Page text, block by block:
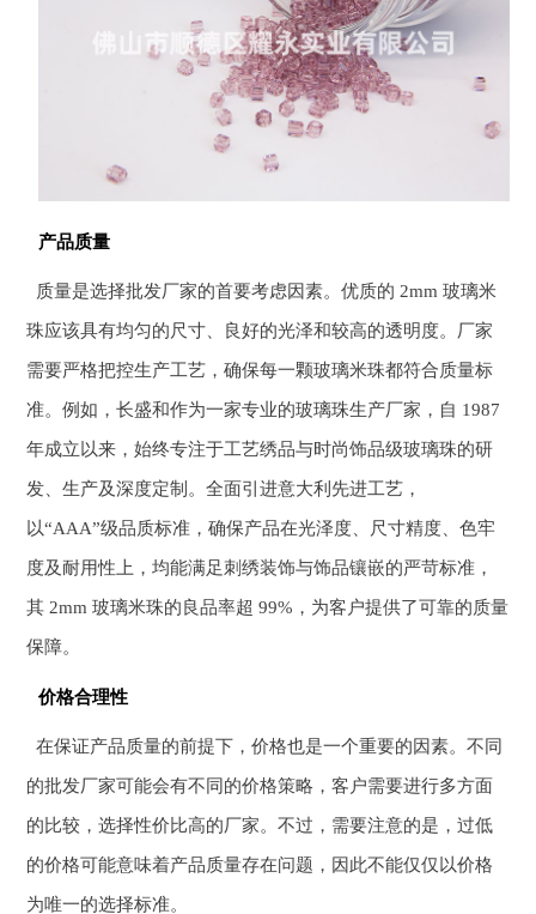
产品质量
质量是选择批发厂家的首要考虑因素。优质的 2mm 玻璃米
珠应该具有均匀的尺寸、良好的光泽和较高的透明度。厂家
需要严格把控生产工艺，确保每一颗玻璃米珠都符合质量标
准。例如，长盛和作为一家专业的玻璃珠生产厂家，自 1987
年成立以来，始终专注于工艺绣品与时尚饰品级玻璃珠的研
发、生产及深度定制。全面引进意大利先进工艺，
以“AAA”级品质标准，确保产品在光泽度、尺寸精度、色牢
度及耐用性上，均能满足刺绣装饰与饰品镶嵌的严苛标准，
其 2mm 玻璃米珠的良品率超 99%，为客户提供了可靠的质量
保障。
价格合理性
在保证产品质量的前提下，价格也是一个重要的因素。不同
的批发厂家可能会有不同的价格策略，客户需要进行多方面
的比较，选择性价比高的厂家。不过，需要注意的是，过低
的价格可能意味着产品质量存在问题，因此不能仅仅以价格
为唯一的选择标准。